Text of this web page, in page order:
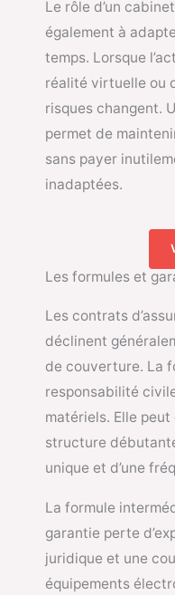
Le rôle d’un
également à
temps. Lorsque
réalité virtuelle ou
risques changent.
permet de
sans payer
inadaptées.
Les formules et
Les contrats
déclinent
de couverture. La
responsabilité
matériels. Elle
structure
unique et d’une
La formule
garantie perte
juridique et une
équipements